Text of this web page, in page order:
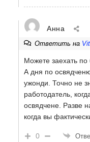
Анна
Ответить на
Можете заехать по
А дня по
ужонди. Точно не
работодатель,
освядчене. Разве
когда вы
0